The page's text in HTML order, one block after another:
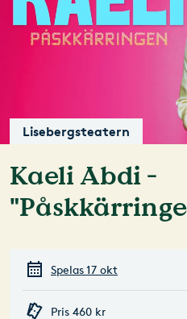
Lisebergsteatern
Kaeli Abdi -
Spelas 17 okt
Pris 460 kr